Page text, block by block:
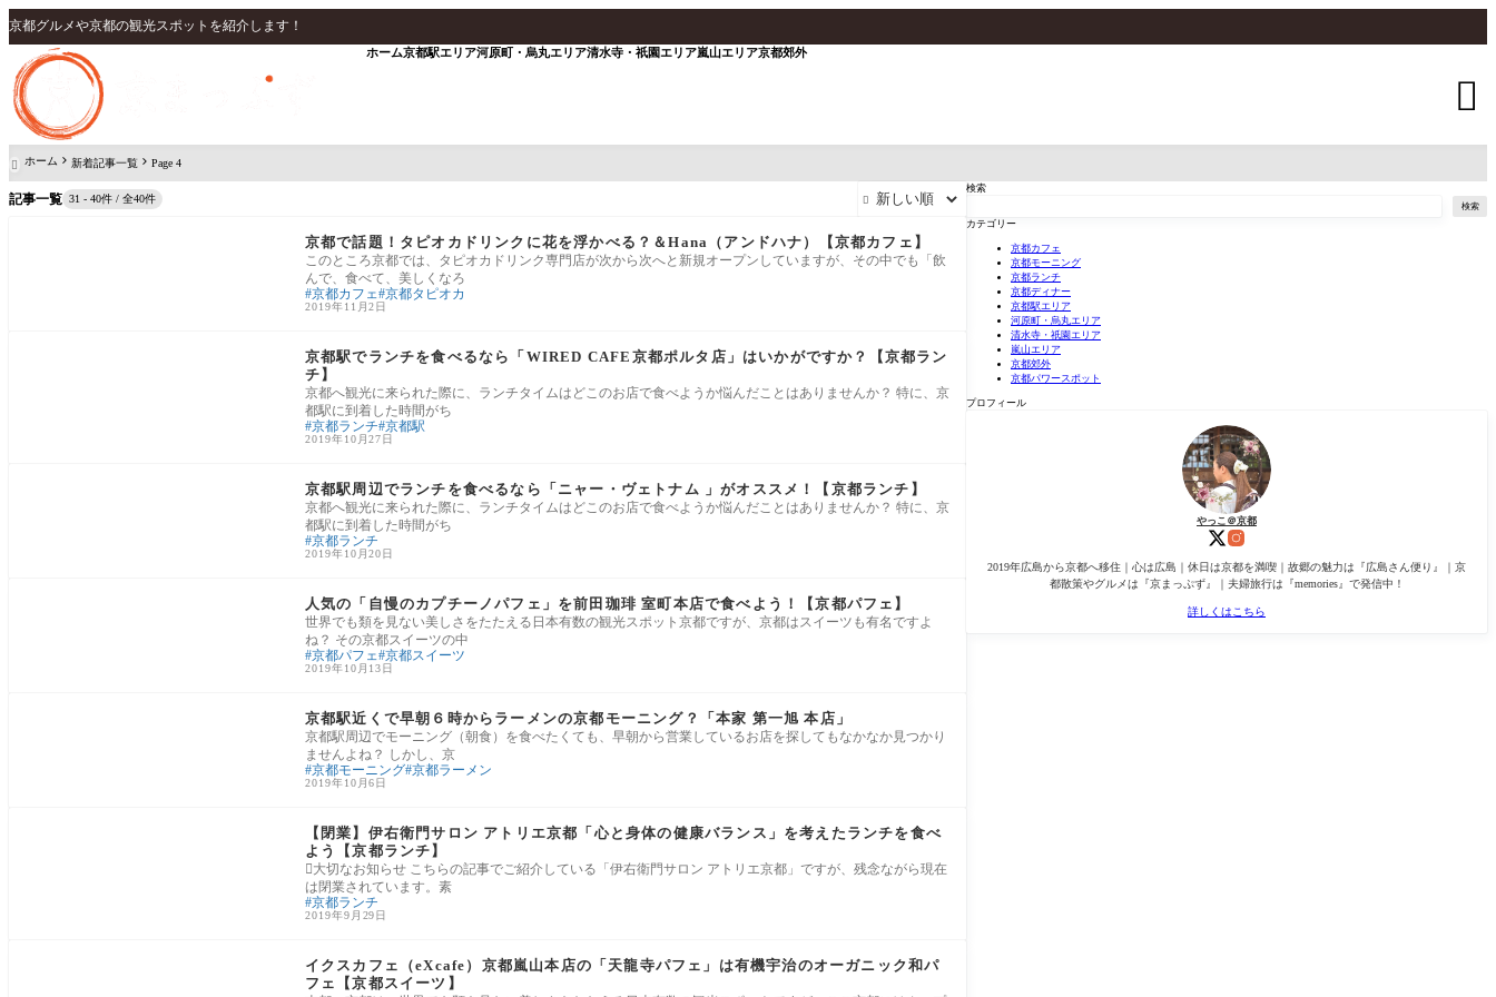
京都グルメや京都の観光スポットを紹介します！
ホーム京都駅エリア河原町・烏丸エリア清水寺・祇園エリア嵐山エリア京都郊外

 ホーム 新着記事一覧 Page 4
記事一覧 31 - 40件 / 全40件 
京都で話題！タピオカドリンクに花を浮かべる？＆Hana（アンドハナ）【京都カフェ】
このところ京都では、タピオカドリンク専門店が次から次へと新規オープンしていますが、その中でも「飲
んで、食べて、美しくなろ
京都カフェ 京都タピオカ
2019年11月2日
京都駅でランチを食べるなら「WIRED CAFE京都ポルタ店」はいかがですか？【京都ラン
チ】
京都へ観光に来られた際に、ランチタイムはどこのお店で食べようか悩んだことはありませんか？ 特に、京
都駅に到着した時間がち
京都ランチ 京都駅
2019年10月27日
京都駅周辺でランチを食べるなら「ニャー・ヴェトナム 」がオススメ！【京都ランチ】
京都へ観光に来られた際に、ランチタイムはどこのお店で食べようか悩んだことはありませんか？ 特に、京
都駅に到着した時間がち
京都ランチ
2019年10月20日
人気の「自慢のカプチーノパフェ」を前田珈琲 室町本店で食べよう！【京都パフェ】
世界でも類を見ない美しさをたたえる日本有数の観光スポット京都ですが、京都はスイーツも有名ですよ
ね？ その京都スイーツの中
京都パフェ 京都スイーツ
2019年10月13日
京都駅近くで早朝６時からラーメンの京都モーニング？「本家 第一旭 本店」
京都駅周辺でモーニング（朝食）を食べたくても、早朝から営業しているお店を探してもなかなか見つかり
ませんよね？ しかし、京
京都モーニング 京都ラーメン
2019年10月6日
【閉業】伊右衛門サロン アトリエ京都「心と身体の健康バランス」を考えたランチを食べ
よう【京都ランチ】
大切なお知らせ こちらの記事でご紹介している「伊右衛門サロン アトリエ京都」ですが、残念ながら現在
は閉業されています。素
京都ランチ
2019年9月29日
イクスカフェ（eXcafe）京都嵐山本店の「天龍寺パフェ」は有機宇治のオーガニック和パ
フェ【京都スイーツ】
検索
検索
カテゴリー
京都カフェ
京都モーニング
京都ランチ
京都ディナー
京都駅エリア
河原町・烏丸エリア
清水寺・祇園エリア
嵐山エリア
京都郊外
京都パワースポット
プロフィール
やっこ＠京都
2019年広島から京都へ移住｜心は広島｜休日は京都を満喫｜故郷の魅力は『広島さん便り』｜京
都散策やグルメは『京まっぷず』｜夫婦旅行は『memories』で発信中！
詳しくはこちら